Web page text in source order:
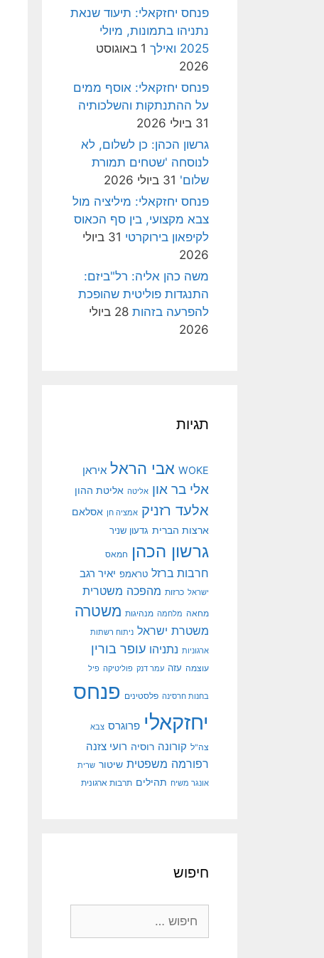
פנחס יחזקאלי: תיעוד שנאת
נתניהו בתמונות, מיולי
2025 ואילך
1 באוגוסט
2026
פנחס יחזקאלי: אוסף ממים
על ההתנתקות והשלכותיה
31 ביולי 2026
גרשון הכהן: כן לשלום, לא
לנוסחה 'שטחים תמורת
שלום' 31 ביולי 2026
פנחס יחזקאלי: מיליציה מול
צבא מקצועי, בין סף הכאוס
לקיפאון בירוקרטי
31 ביולי
2026
משה כהן אליה: רל"ביזם:
התנגדות פוליטית שהופכת
להפרעה בזהות
28 ביולי
2026
תגיות
WOKE אבי הראל איראן
אלי בר און אליטה אליטת ההון
אלעד רזניק אמציה חן אסלאם
ארצות הברית גדעון שניר
גרשון הכהן חמאס
חרבות ברזל טראמפ יאיר רגב
ישראל כרזות מהפכה משטרית
מחאה מלחמה מנהיגות משטרה
משטרת ישראל ניתוח רשתות
ארגוניות נתניהו עופר בורין
עוצמה עזה עמר דנק פוליטיקה פיל
בחנות חרסינה פלסטינים פנחס
יחזקאלי פרוגרס צבא
צה"ל קורונה רוסיה רועי צזנה
רפורמה משפטית שיטור שרית
אונגר משיח תהילים תרבות ארגונית
חיפוש